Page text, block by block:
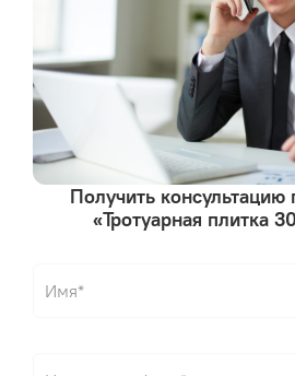
Получить консультацию
«Тротуарная плитка